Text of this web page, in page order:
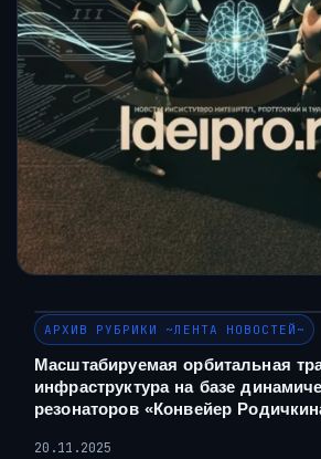
АРХИВ РУБРИКИ ~ЛЕНТА НОВОСТЕЙ~
Масштабируемая орбитальная
инфраструктура на базе
резонаторов «Конвейер
20.11.2025